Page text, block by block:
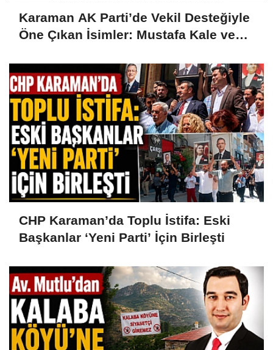
Karaman AK Parti’de Vekil Desteğiyle
Öne Çıkan İsimler: Mustafa Kale ve
CHP Karaman’da Toplu İstifa: Eski
Başkanlar ‘Yeni Parti’ İçin Birleşti